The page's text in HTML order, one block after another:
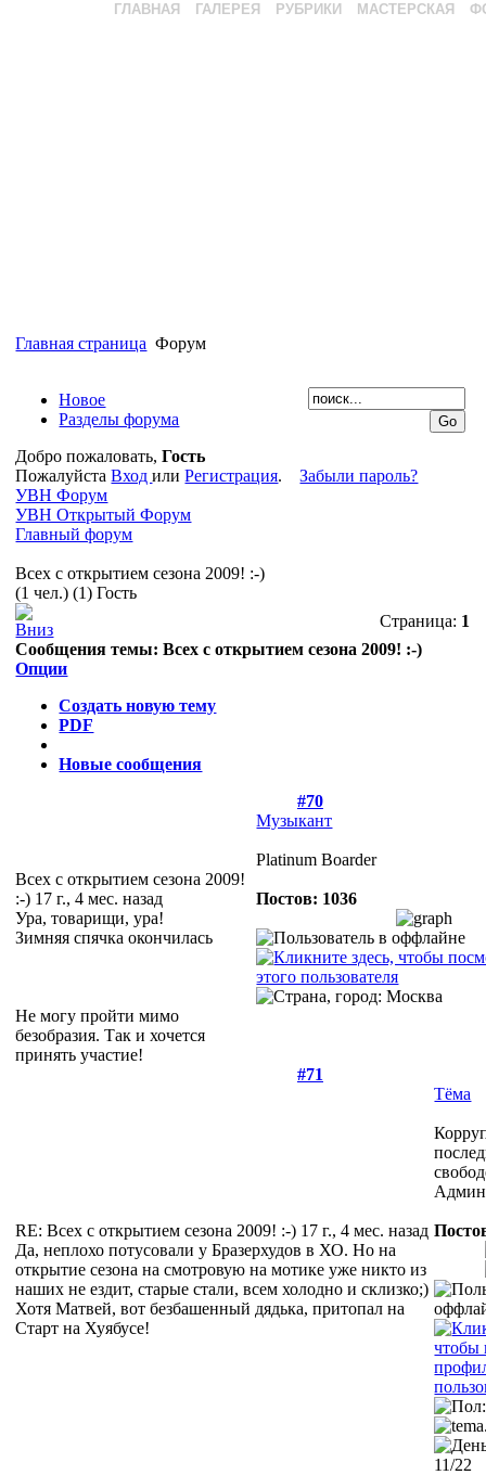
ГЛАВНАЯ ГАЛЕРЕЯ РУБРИКИ МАСТЕРСКАЯ
Главная страница Форум
Новое
Разделы форума
Добро пожаловать,Гость
ПожалуйстаВходилиРегистрация.Забыли пароль?
УВН Форум
УВН Открытый Форум
Главный форум
Всех с открытием сезона 2009! :-)
(1 чел.) (1) Гость
Страница: 1
Сообщения темы: Всех с открытием сезона 2009! :-)
Опции
Создать новую тему
PDF
Новые сообщения
#70
Всех с открытием сезона 2009!
:-) 17 г., 4 мес. назад
Ура, товарищи, ура!
Зимняя спячка окончилась
Музыкант
Platinum Boarder
Постов: 1036
Не могу пройти мимо
безобразия. Так и хочется
принять участие!
#71
RE: Всех с открытием сезона 2009! :-) 17 г., 4 мес. назад
Да, неплохо потусовали у Бразерхудов в ХО. Но на
открытие сезона на смотровую на мотике уже никто из
наших не ездит, старые стали, всем холодно и склизко;)
Хотя Матвей, вот безбашенный дядька, притопал на
Старт на Хуябусе!
Тёма